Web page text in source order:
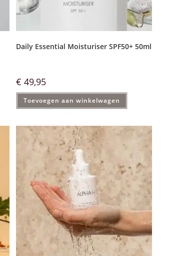
Daily Essential Moisturiser SPF50+ 50ml
€ 49,95
Toevoegen aan winkelwagen